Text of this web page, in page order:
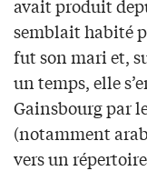
avait produit
semblait habité
fut son mari et,
un temps, elle
Gainsbourg par
(notamment
vers un